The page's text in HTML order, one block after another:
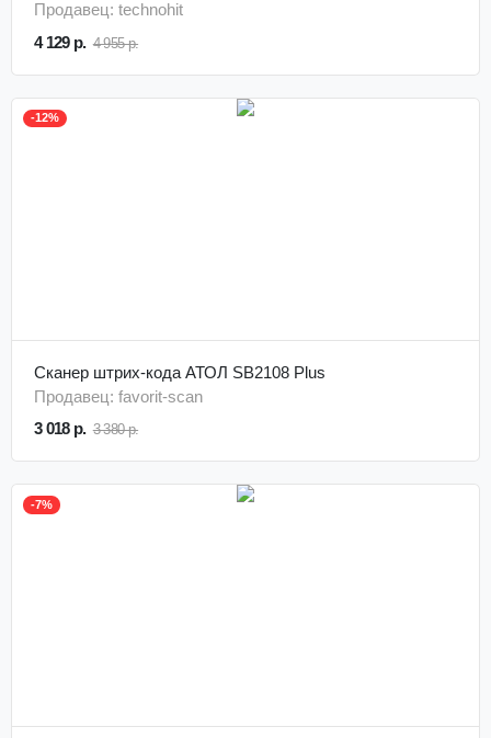
Продавец: technohit
4 129 р. 4 955 р.
-12%
Сканер штрих-кода АТОЛ SB2108 Plus
Продавец: favorit-scan
3 018 р. 3 380 р.
-7%